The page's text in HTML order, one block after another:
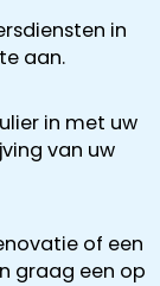
in
aan.
in met uw
van uw
of een
graag een op